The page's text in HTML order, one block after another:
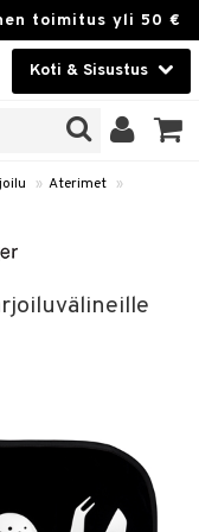
toimitus yli 50 €
Koti & Sisustus
» Aterimet »